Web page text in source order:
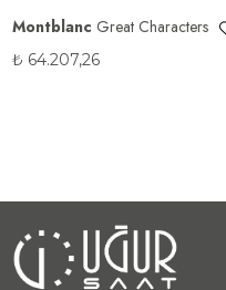
Montblanc Great Characters
₺ 64.207,26